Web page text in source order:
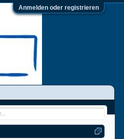
Anmelden oder registrieren